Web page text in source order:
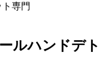
ト専門
ルハンドデト